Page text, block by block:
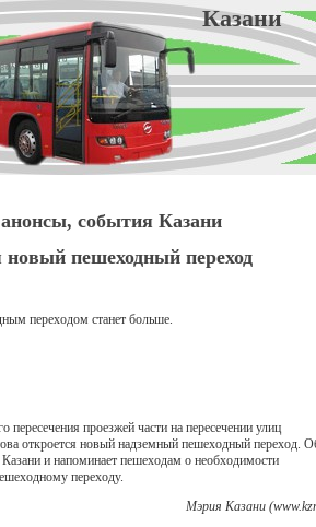
Казани
события Казани
новый пешеходный переход
переходом станет больше.
пересечения проезжей части на пересечении улиц
откроется новый надземный пешеходный переход.
и напоминает пешеходам о необходимости
переходу.
Мэрия Казани